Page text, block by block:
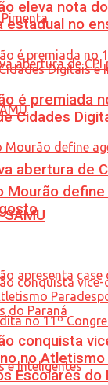
abertura de
eleva nota
estadual no
é premiada
Cidades
Mourão
conquista
no
Escolares do